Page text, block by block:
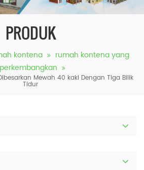
PRODUK
kontena
rumah kontena yang
Mewah 40 kaki Dengan Tiga Bilik
Tidur